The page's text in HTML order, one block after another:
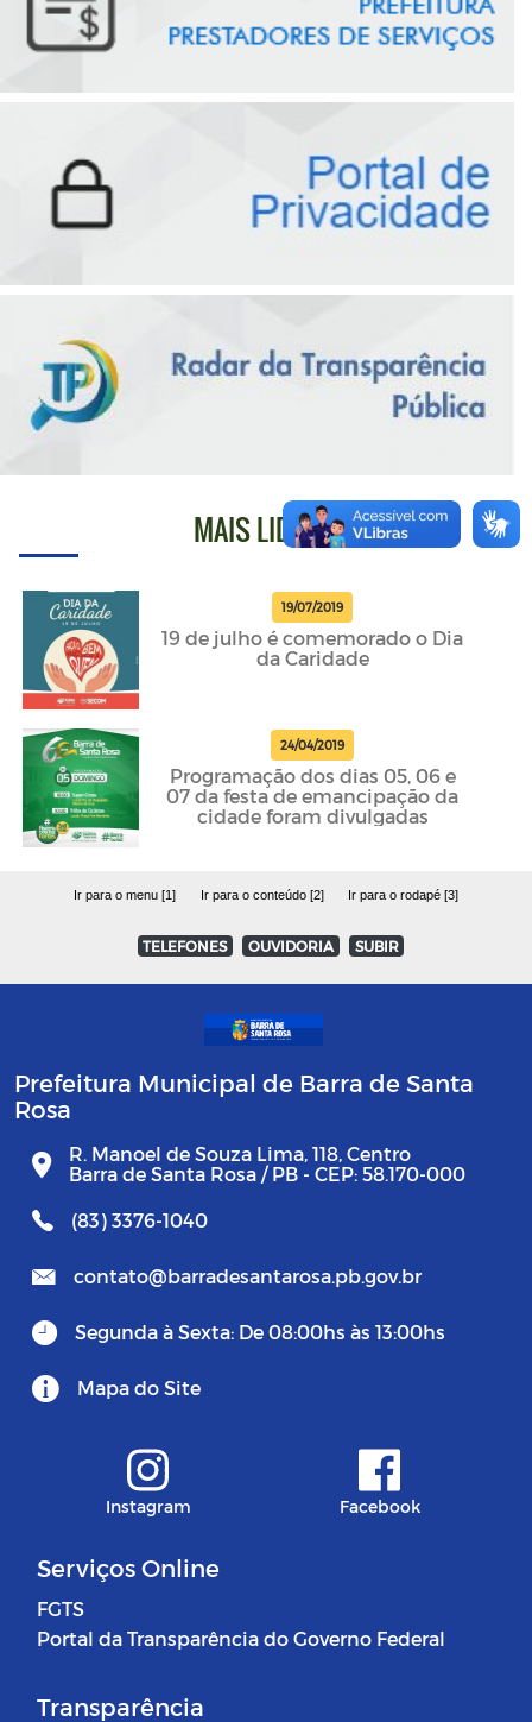
MAIS LIDAS
19/07/2019
19 de julho é comemorado o Dia
da Caridade
24/04/2019
Programação dos dias 05, 06 e
07 da festa de emancipação da
cidade foram divulgadas
Ir para o menu [1] Ir para o conteúdo [2] Ir para o rodapé [3]
TELEFONES OUVIDORIA SUBIR
Prefeitura Municipal de Barra de Santa
Rosa
R. Manoel de Souza Lima, 118, Centro
Barra de Santa Rosa / PB - CEP: 58.170-000
(83) 3376-1040
contato@barradesantarosa.pb.gov.br
Segunda à Sexta: De 08:00hs às 13:00hs
Mapa do Site
Instagram Facebook
Serviços Online
FGTS
Portal da Transparência do Governo Federal
Transparência